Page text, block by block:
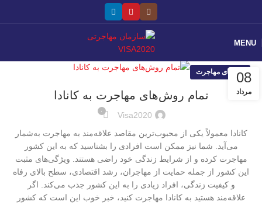
MENU
08
مرداد
راهنمای مهاجرت
تمام روش‌های مهاجرت به کانادا
Visa2020 ۰
کانادا معمولاً یکی از محبوب‌ترین مقاصد علاقه‌مند به مهاجرت به‌شمار
می‌آید. شما نیز ممکن است افرادی را بشناسید که به این کشور
مهاجرت کرده و از شرایط زندگی خود راضی هستند. ویژگی‌های مثبت
این کشور از جمله حمایت از مهاجران، رشد اقتصادی، سطح بالای رفاه
و کیفیت زندگی، افراد زیادی را به این کشور جذب می‌کند. اگر
علاقه‌مند هستید به کانادا مهاجرت کنید،‌ خبر خوب این است که کشور